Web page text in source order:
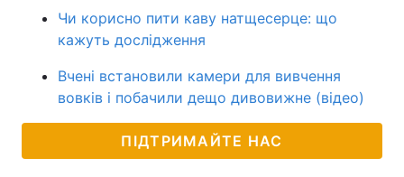
Чи корисно пити каву натщесерце: що
кажуть дослідження
Вчені встановили камери для вивчення
вовків і побачили дещо дивовижне (відео)
ПІДТРИМАЙТЕ НАС